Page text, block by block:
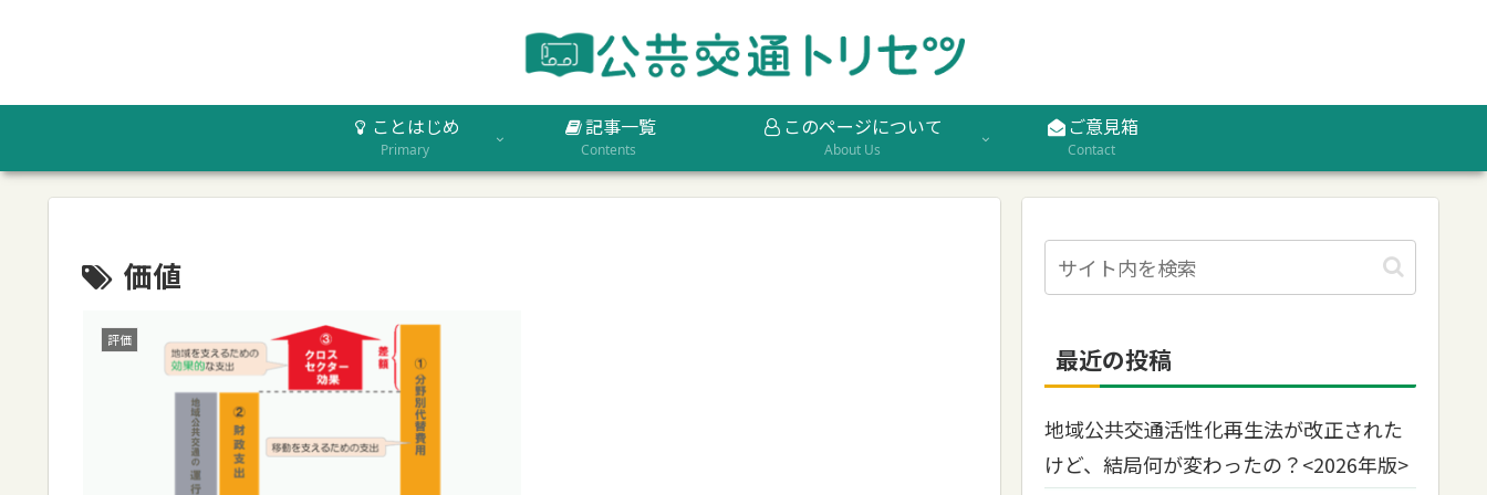
ことはじめ
Primary
記事一覧
Contents
このページについて
About Us
ご意見箱
Contact
価値
評価
最近の投稿
地域公共交通活性化再生法が改正された
けど、結局何が変わったの？<2026年版>